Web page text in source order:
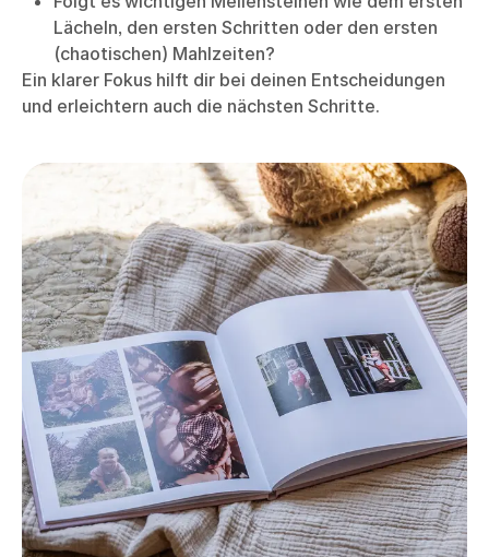
Lächeln, den ersten Schritten oder den ersten
(chaotischen) Mahlzeiten?
Ein klarer Fokus hilft dir bei deinen Entscheidungen
und erleichtern auch die nächsten Schritte.